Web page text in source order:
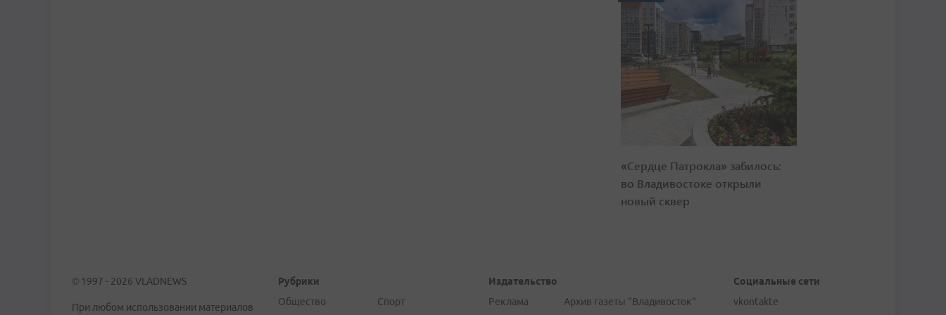
«Сердце Патрокла» забилось:
во Владивостоке открыли
новый сквер
© 1997 - 2026 VLADNEWS
При любом использовании материалов
Рубрики
Общество
Спорт
Издательство
Реклама
Архив газеты "Владивосток"
Социальные сети
vkontakte